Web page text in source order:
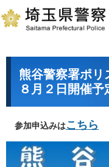
熊谷警察署ポリ
８月２日開催予
参加申込みはこちら